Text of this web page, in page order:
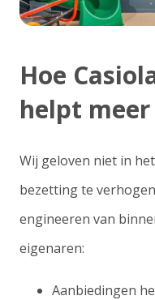
Hoe
helpt
Wij geloven niet in
bezetting te
engineeren van
eigenaren:
Aanbiedingen